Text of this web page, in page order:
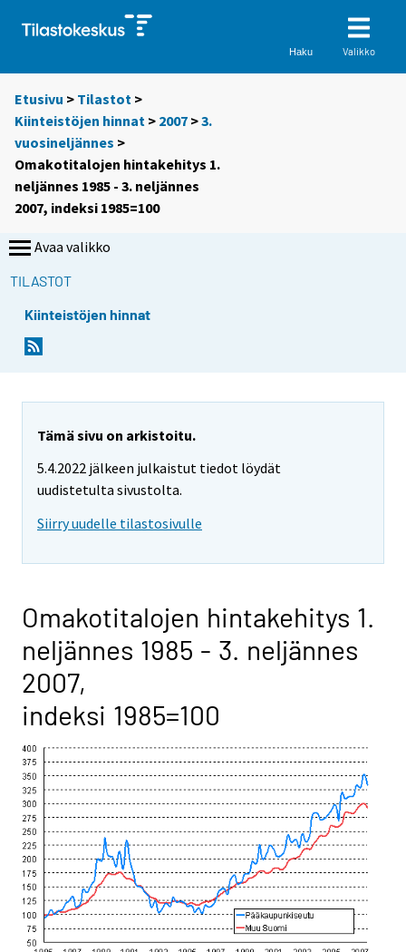
Haku Valikko
Etusivu > Tilastot >
Kiinteistöjen hinnat > 2007 >3.
vuosineljännes >
Omakotitalojen hintakehitys 1.
neljännes 1985 - 3. neljännes
2007, indeksi 1985=100
Avaa valikko
TILASTOT
Kiinteistöjen hinnat
Tämä sivu on arkistoitu.
5.4.2022 jälkeen julkaistut tiedot löydät
uudistetulta sivustolta.
Siirry uudelle tilastosivulle
Omakotitalojen hintakehitys 1.
neljännes 1985 - 3. neljännes
2007,
indeksi 1985=100